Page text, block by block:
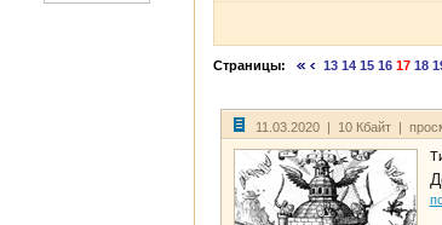
Страницы: 13 14 15 16 17 18
11.03.2020 | 10 Кбайт |